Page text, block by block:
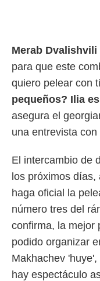
Merab Dvalishvili
para que este
quiero pelear con
pequeños? Ilia
asegura el
una entrevista
El intercambio de
los próximos días,
haga oficial la
número tres del
confirma, la mejor
podido organizar
Makhachev
hay espectáculo